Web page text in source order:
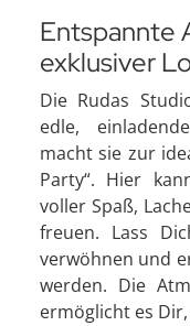
Entspannte
exklusiver
Die Rudas
edle,
macht sie zur
Party“. Hier
voller Spaß,
freuen. Lass
verwöhnen und
werden. Die
ermöglicht es